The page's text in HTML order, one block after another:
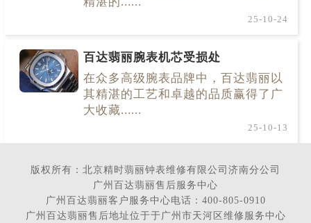
25-10-24
百达翡丽腕表机芯受损处
在众多高级腕表品牌中，百达翡丽以
其精湛的工艺和卓越的品质赢得了广
大收藏......
25-10-13
版权所有：北京精时翡丽钟表维修有限公司济南分公司
广州百达翡丽售后服务中心
广州百达翡丽客户服务中心电话：400-805-0910
广州百达翡丽售后地址位于于广州市天河区维修服务中心